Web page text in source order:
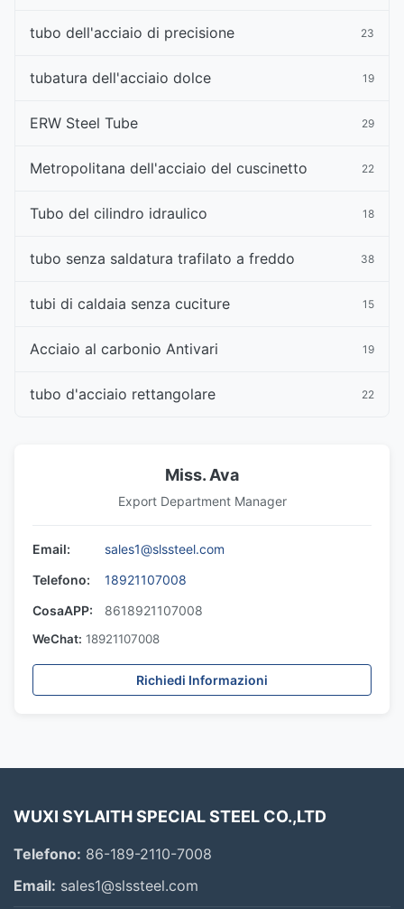
tubo dell'acciaio di precisione 23
tubatura dell'acciaio dolce 19
ERW Steel Tube 29
Metropolitana dell'acciaio del cuscinetto 22
Tubo del cilindro idraulico 18
tubo senza saldatura trafilato a freddo 38
tubi di caldaia senza cuciture 15
Acciaio al carbonio Antivari 19
tubo d'acciaio rettangolare 22
Miss. Ava
Export Department Manager
Email:
sales1@slssteel.com
Telefono:
18921107008
CosaAPP:
8618921107008
WeChat: 18921107008
Richiedi Informazioni
WUXI SYLAITH SPECIAL STEEL CO.,LTD
Telefono: 86-189-2110-7008
Email: sales1@slssteel.com